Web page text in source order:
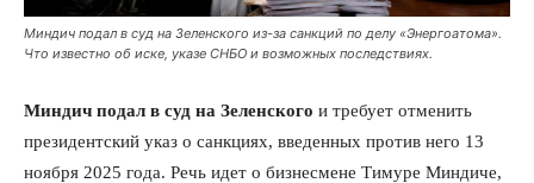
Миндич подал в суд на Зеленского из-за санкций по делу «Энергоатома».
Что известно об иске, указе СНБО и возможных последствиях.
Миндич подал в суд на Зеленского и требует отменить
президентский указ о санкциях, введенных против него 13
ноября 2025 года. Речь идет о бизнесмене Тимуре Миндиче,